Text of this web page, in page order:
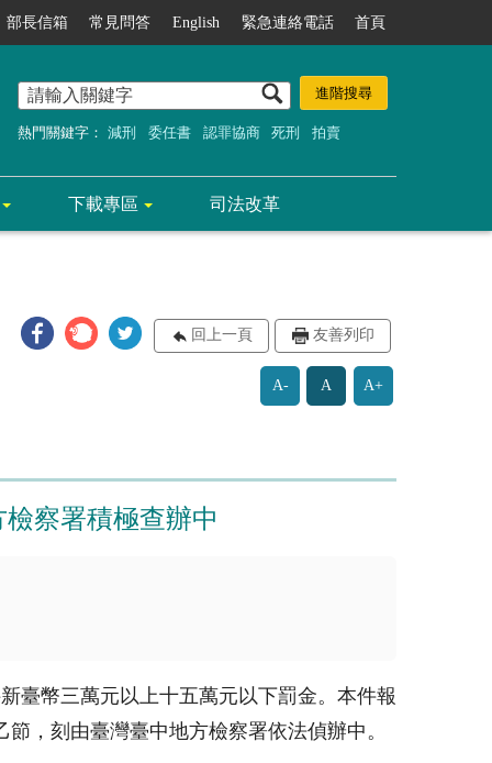
部長信箱 常見問答 English 緊急連絡電話 首頁
熱門關鍵字： 減刑 委任書 認罪協商 死刑 拍賣
下載專區 司法改革
回上一頁 友善列印
A- A A+
察署積極查辦中
臺幣三萬元以上十五萬元以下罰金。本件報
，刻由臺灣臺中地方檢察署依法偵辦中。